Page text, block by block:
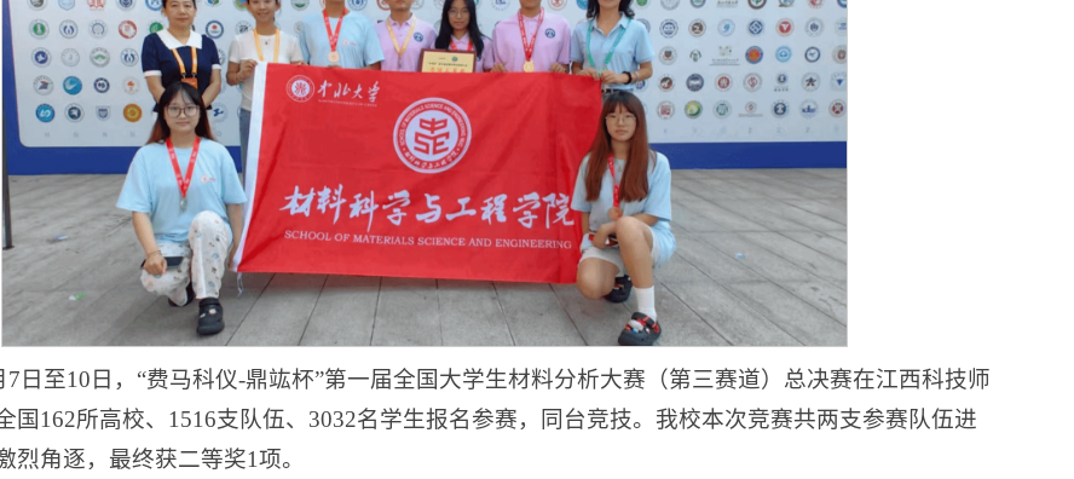
7日至10日，“费马科仪-鼎竑杯”第一届全国大学生材料分析大赛（第三赛道）总决赛在江西科技师
国162所高校、1516支队伍、3032名学生报名参赛，同台竞技。我校本次竞赛共两支参赛队伍进
烈角逐，最终获二等奖1项。